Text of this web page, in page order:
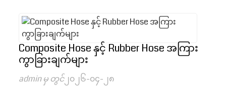
Composite Hose နှင့် Rubber Hose အကြား
ကွာခြားချက်များ
admin မှ တွင်၂၀၂၆-၀၄-၂၈